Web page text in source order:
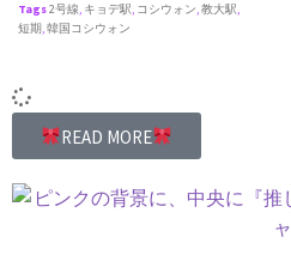
Tags2号線, キョデ駅, コシウォン,教大駅,
短期,韓国コシウォン
READ MORE